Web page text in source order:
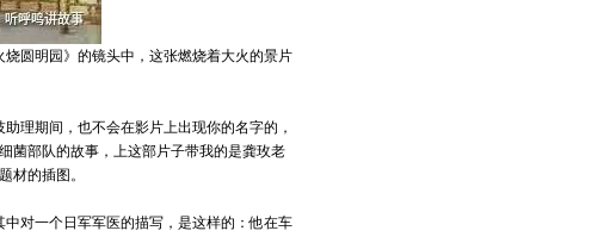
圆明园》的镜头中，这张燃烧着大火的景片
理期间，也不会在影片上出现你的名字的，
菌部队的故事，上这部片子带我的是龚玫老
材的插图。
对一个日军军医的描写，是这样的：他在车